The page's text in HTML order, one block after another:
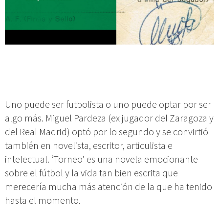
Uno puede ser futbolista o uno puede optar por ser
algo más. Miguel Pardeza (ex jugador del Zaragoza y
del Real Madrid) optó por lo segundo y se convirtió
también en novelista, escritor, articulista e
intelectual. ‘Torneo’ es una novela emocionante
sobre el fútbol y la vida tan bien escrita que
merecería mucha más atención de la que ha tenido
hasta el momento.